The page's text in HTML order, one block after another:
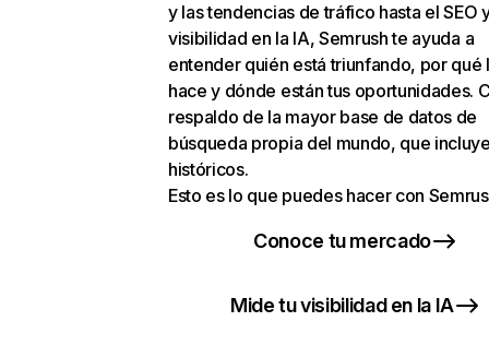
y las tendencias de tráfico hasta el SEO
visibilidad en la IA, Semrush te ayuda a
entender quién está triunfando, por qué
hace y dónde están tus oportunidades.
respaldo de la mayor base de datos de
búsqueda propia del mundo, que
históricos.
Esto es lo que puedes hacer con
Conoce tu mercado
Mide tu visibilidad en la IA